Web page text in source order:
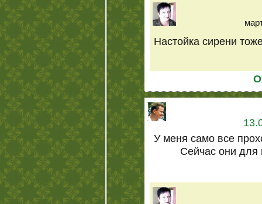
Настойка сирени
У меня само все
Сейчас они для